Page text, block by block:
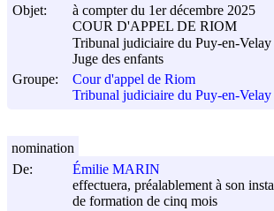
Objet:
à compter du 1er décembre 2025
COUR D'APPEL DE RIOM
Tribunal judiciaire du Puy-en-Velay
Juge des enfants
Groupe:
Cour d'appel de Riom
Tribunal judiciaire du Puy-en-Velay
De:
Émilie MARIN
effectuera, préalablement à son
de formation de cinq mois
nomination